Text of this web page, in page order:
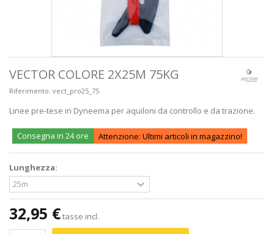
VECTOR COLORE 2X25M 75KG
Riferimento: vect_pro25_75
Linee pre-tese in Dyneema per aquiloni da controllo e da trazione.
Consegna in 24 ore Attenzione: Ultimi articoli in magazzino!
Lunghezza:
32,95 €tasse incl.